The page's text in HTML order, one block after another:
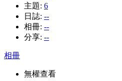
主題: 6
日誌: --
相冊: --
分享: --
相冊
無權查看